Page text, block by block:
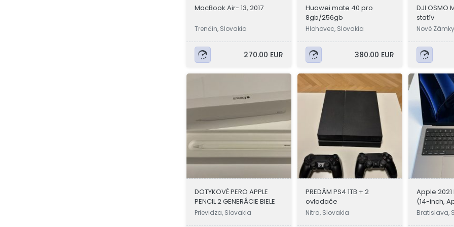
MacBook Air- 13, 2017
Trenčín, Slovakia
270.00 EUR
Huawei mate 40 pro
8gb/256gb
Hlohovec, Slovakia
380.00 EUR
DJI OSMO
statív
Nové
DOTYKOVÉ PERO APPLE
PENCIL 2 GENERÁCIE BIELE
Prievidza, Slovakia
PREDÁM PS4 1TB + 2
ovladače
Nitra, Slovakia
Apple
(14-inch,
Bratislava,